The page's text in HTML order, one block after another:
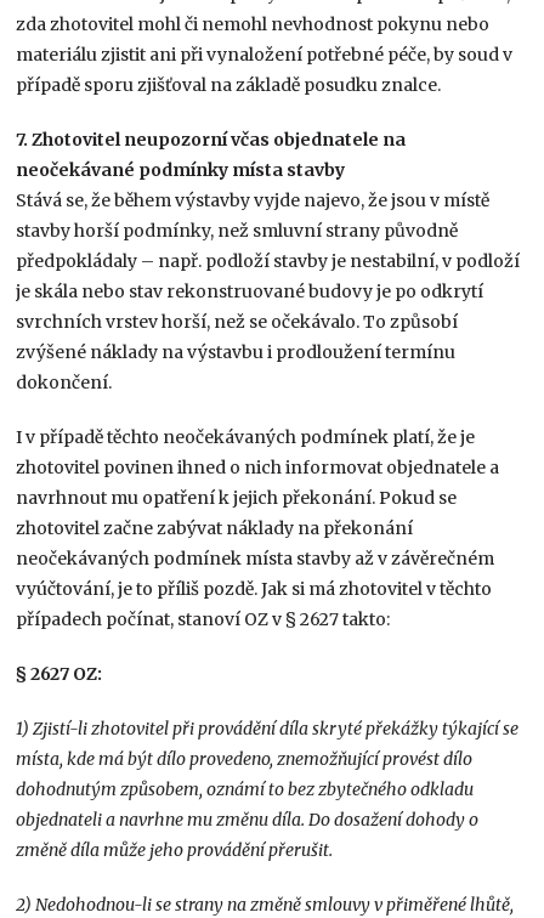
zda zhotovitel mohl či nemohl nevhodnost pokynu nebo
materiálu zjistit ani při vynaložení potřebné péče, by soud v
případě sporu zjišťoval na základě posudku znalce.
7. Zhotovitel neupozorní včas objednatele na
neočekávané podmínky místa stavby
Stává se, že během výstavby vyjde najevo, že jsou v místě
stavby horší podmínky, než smluvní strany původně
předpokládaly – např. podloží stavby je nestabilní, v podloží
je skála nebo stav rekonstruované budovy je po odkrytí
svrchních vrstev horší, než se očekávalo. To způsobí
zvýšené náklady na výstavbu i prodloužení termínu
dokončení.
I v případě těchto neočekávaných podmínek platí, že je
zhotovitel povinen ihned o nich informovat objednatele a
navrhnout mu opatření k jejich překonání. Pokud se
zhotovitel začne zabývat náklady na překonání
neočekávaných podmínek místa stavby až v závěrečném
vyúčtování, je to příliš pozdě. Jak si má zhotovitel v těchto
případech počínat, stanoví OZ v § 2627 takto:
§ 2627 OZ:
1) Zjistí-li zhotovitel při provádění díla skryté překážky týkající se
místa, kde má být dílo provedeno, znemožňující provést dílo
dohodnutým způsobem, oznámí to bez zbytečného odkladu
objednateli a navrhne mu změnu díla. Do dosažení dohody o
změně díla může jeho provádění přerušit.
2) Nedohodnou-li se strany na změně smlouvy v přiměřené lhůtě,